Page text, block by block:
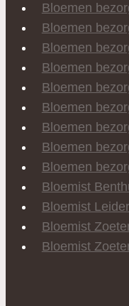
Bloemen
Bloemen
Bloemen
Bloemen
Bloemen
Bloemen
Bloemen
Bloemen
Bloemen
Bloemist
Bloemist
Bloemist
Bloemist